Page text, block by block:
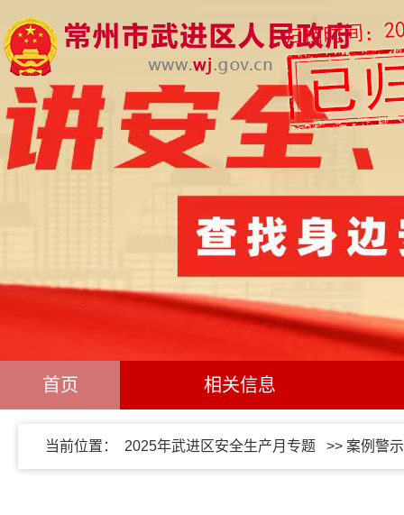
首页 相关信息
当前位置： 2025年武进区安全生产月专题 >> 案例警示